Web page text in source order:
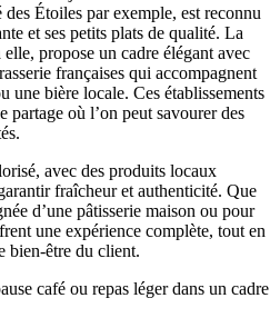
Étoiles par exemple, est reconnu
et ses petits plats de qualité. La
propose un cadre élégant avec
françaises qui accompagnent
une bière locale. Ces établissements
partage où l’on peut savourer des
avec des produits locaux
fraîcheur et authenticité. Que
d’une pâtisserie maison ou pour
une expérience complète, tout en
bien-être du client.
café ou repas léger dans un cadre